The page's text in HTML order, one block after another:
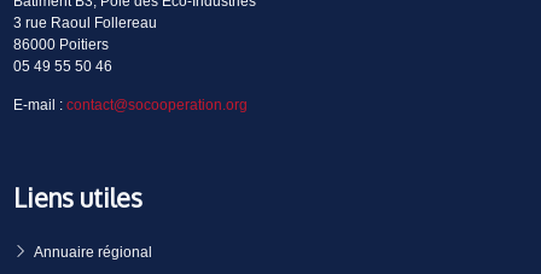
3 rue Raoul Follereau
86000 Poitiers
05 49 55 50 46
E-mail : contact@socooperation.org
Liens utiles
Annuaire régional